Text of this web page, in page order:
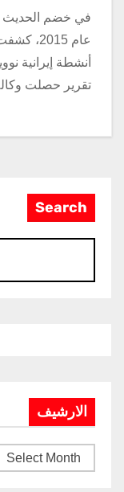
في خضم الحديث عن
عام
أنشطة إيرانية
تقرير حصلت
Search
الارشيف